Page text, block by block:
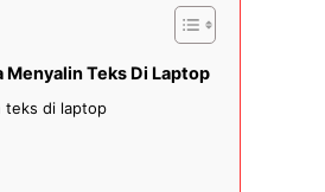
Menyalin Teks Di Laptop
teks di laptop